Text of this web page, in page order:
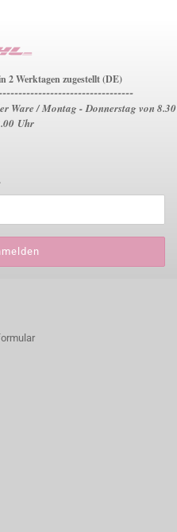
2 Werktagen zugestellt (DE)
Ware / Montag - Donnerstag von 8.30
Uhr